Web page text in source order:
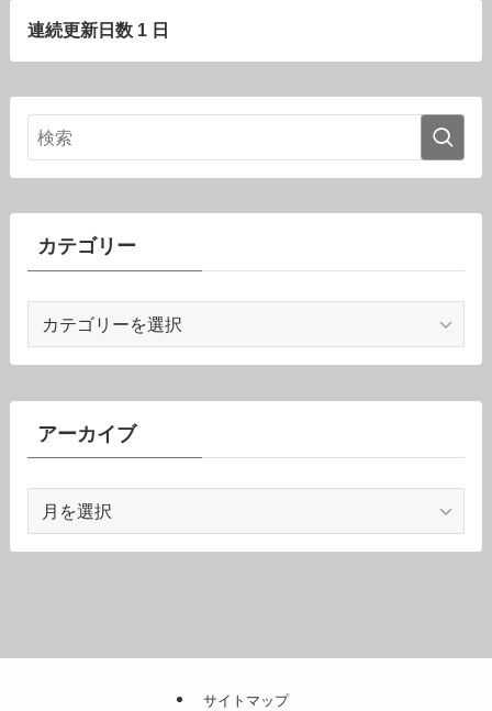
連続更新日数 1 日
カテゴリー
ゴ
ーアーカイブ
カ
サイトマップ